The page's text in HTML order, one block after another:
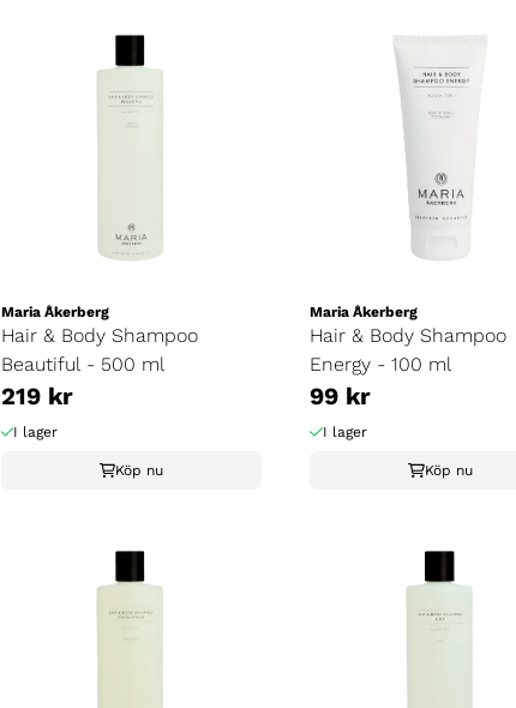
Maria Åkerberg
Hair & Body Shampoo
Beautiful - 500 ml
219 kr
I lager
Köp nu
Maria Åkerberg
Hair & Body Shampoo
Energy - 100 ml
99 kr
I lager
Köp nu